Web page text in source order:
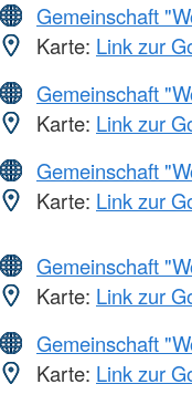
Gemeinschaft
Karte: Link zur
Gemeinschaft
Karte: Link zur
Gemeinschaft
Karte: Link zur
Gemeinschaft
Karte: Link zur
Gemeinschaft
Karte: Link zur